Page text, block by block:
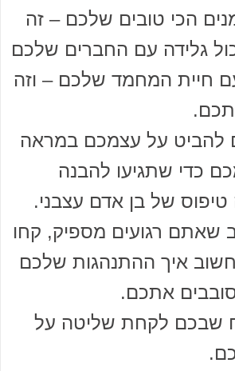
הכי טובים שלכם – זה
גלידה עם החברים שלכם
חיית המחמד שלכם – וזה
להביט על עצמכם במראה
כדי שתגיעו להבנה
של בן אדם עצבני.
שאתם רגועים מספיק, קחו
איך ההתנהגות שלכם
אתכם.
שבכם לקחת שליטה על